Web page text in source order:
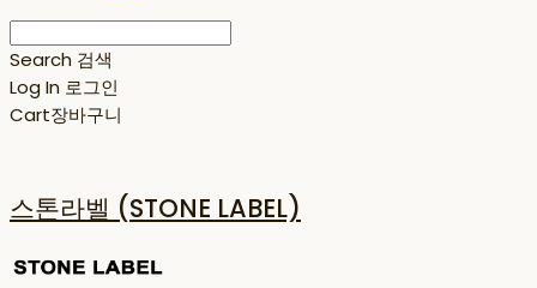
Search 검색
Log In 로그인
Cart장바구니
스톤라벨 (STONE LABEL)